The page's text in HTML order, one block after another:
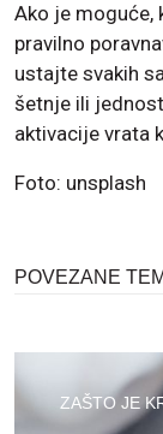
Ako je moguće,
pravilno
ustajte svakih
šetnje ili
aktivacije vrata
Foto: unsplash
POVEZANE
ZAŠTO JE